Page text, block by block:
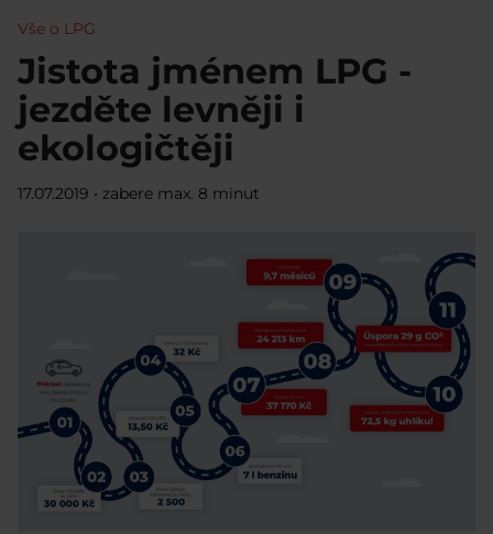
dostupné
LPG
|
PRIMAGAS
Vše o LPG
Jistota jménem LPG -
jezděte levněji i
ekologičtěji
17.07.2019 • zabere max. 8 minut